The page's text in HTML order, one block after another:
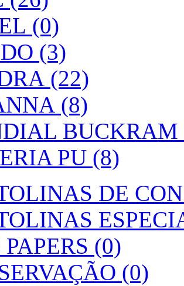
(0)
(3)
(22)
(8)
BUCKRAM
PU (8)
DE
(0)
(0)